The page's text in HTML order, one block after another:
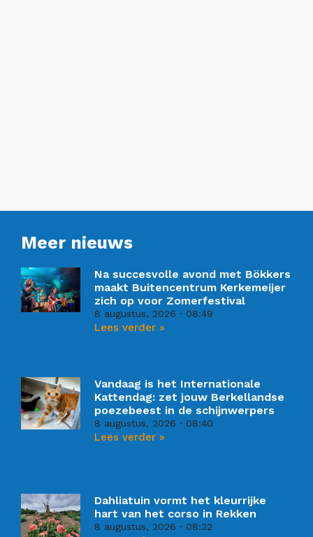
Meer nieuws
Na succesvolle avond met Bökkers
maakt Buitencentrum Kerkemeijer
zich op voor Zomerfestival
8 augustus, 2026 08:49
Lees verder »
Vandaag is het Internationale
Kattendag: zet jouw Berkellandse
poezebeest in de schijnwerpers
8 augustus, 2026 08:40
Lees verder »
Dahliatuin vormt het kleurrijke
hart van het corso in Rekken
8 augustus, 2026 08:32